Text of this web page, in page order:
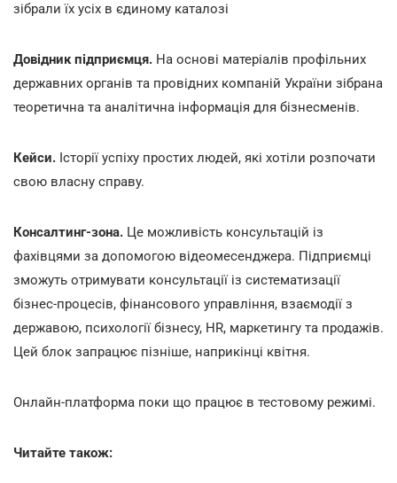
зібрали їх усіх в єдиному каталозі
Довідник підприємця. На основі матеріалів профільних
державних органів та провідних компаній України зібрана
теоретична та аналітична інформація для бізнесменів.
Кейси. Історії успіху простих людей, які хотіли розпочати
свою власну справу.
Консалтинг-зона. Це можливість консультацій із
фахівцями за допомогою відеомесенджера. Підприємці
зможуть отримувати консультації із систематизації
бізнес-процесів, фінансового управління, взаємодії з
державою, психології бізнесу, HR, маркетингу та продажів.
Цей блок запрацює пізніше, наприкінці квітня.
Онлайн-платформа поки що працює в тестовому режимі.
Читайте також: